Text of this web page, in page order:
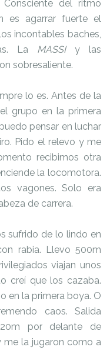
del ritmo
es agarrar fuerte el
incontables baches,
La MASSI y las
sobresaliente.
lo es. Antes de la
grupo en la primera
pensar en luchar
Pido el relevo y me
recibimos otra
la locomotora.
vagones. Solo era
de carrera.
sufrido de lo lindo en
rabia. Llevo 500m
viajan unos
creí que los cazaba.
en la primera boya. O
caos. Salida
por delante de
me la jugaron como a